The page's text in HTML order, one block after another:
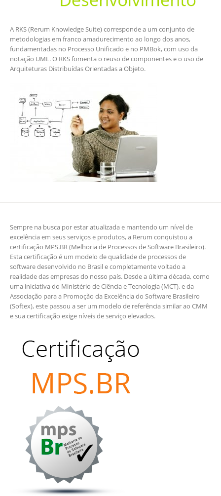
A RKS (Rerum Knowledge Suite) corresponde a um conjunto de
metodologias em franco amadurecimento ao longo dos anos,
fundamentadas no Processo Unificado e no PMBok, com uso da
notação UML. O RKS fomenta o reuso de componentes e o uso de
Arquiteturas Distribuídas Orientadas a Objeto.
Sempre na busca por estar atualizada e mantendo um nível de
excelência em seus serviços e produtos, a Rerum conquistou a
certificação MPS.BR (Melhoria de Processos de Software Brasileiro).
Esta certificação é um modelo de qualidade de processos de
software desenvolvido no Brasil e completamente voltado a
realidade das empresas do nosso país. Desde a última década, como
uma iniciativa do Ministério de Ciência e Tecnologia (MCT), e da
Associação para a Promoção da Excelência do Software Brasileiro
(Softex), este passou a ser um modelo de referência similar ao CMM
e sua certificação exige níveis de serviço elevados.